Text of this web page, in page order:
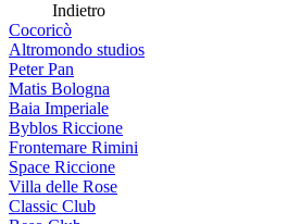
Indietro
Cocoricò
Altromondo studios
Peter Pan
Matis Bologna
Baia Imperiale
Byblos Riccione
Frontemare Rimini
Space Riccione
Villa delle Rose
Classic Club